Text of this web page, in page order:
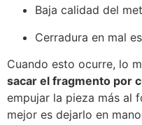
Baja calidad del
Cerradura en mal
Cuando esto ocurre, lo
sacar el fragmento por
empujar la pieza más al
mejor es dejarlo en